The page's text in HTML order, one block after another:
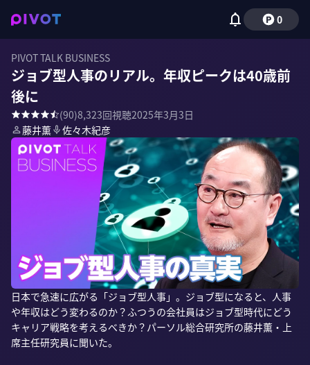
0
PIVOT TALK BUSINESS
ジョブ型人事のリアル。年収ピークは40歳前
後に
(90)8,323回視聴2025年3月3日
藤井薫
佐々木紀彦
日本で急速に広がる「ジョブ型人事」。ジョブ型になると、人事
や年収はどう変わるのか？ふつうの会社員はジョブ型時代にどう
キャリア戦略を考えるべきか？パーソル総合研究所の藤井薫・上
席主任研究員に聞いた。